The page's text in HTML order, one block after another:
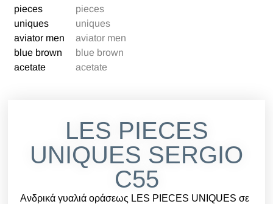
LES PIECES
UNIQUES SERGIO
C55
Ανδρικά γυαλιά οράσεως LES PIECES UNIQUES σε